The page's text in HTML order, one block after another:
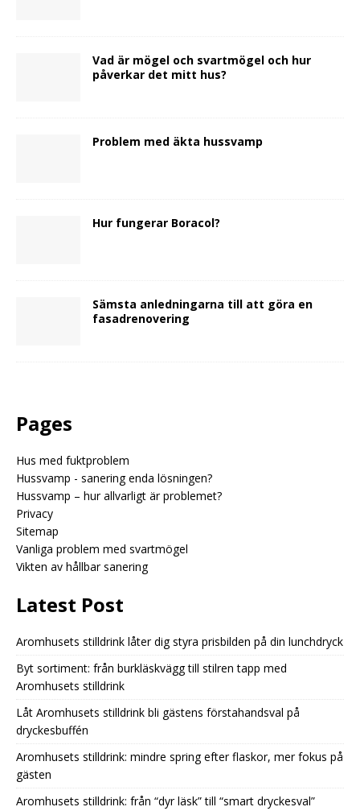
Vad är mögel och svartmögel och hur
påverkar det mitt hus?
Problem med äkta hussvamp
Hur fungerar Boracol?
Sämsta anledningarna till att göra en
fasadrenovering
Pages
Hus med fuktproblem
Hussvamp - sanering enda lösningen?
Hussvamp – hur allvarligt är problemet?
Privacy
Sitemap
Vanliga problem med svartmögel
Vikten av hållbar sanering
Latest Post
Aromhusets stilldrink låter dig styra prisbilden på din lunchdryck
Byt sortiment: från burkläskvägg till stilren tapp med
Aromhusets stilldrink
Låt Aromhusets stilldrink bli gästens förstahandsval på
dryckesbuffén
Aromhusets stilldrink: mindre spring efter flaskor, mer fokus på
gästen
Aromhusets stilldrink: från “dyr läsk” till “smart dryckesval”